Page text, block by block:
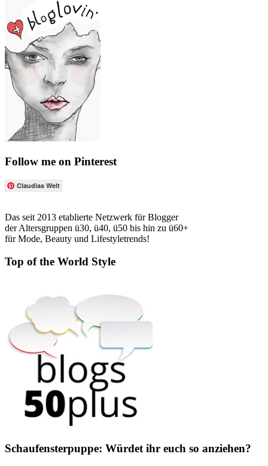
Follow me on Pinterest
Claudias Welt
Das seit 2013 etablierte Netzwerk für Blogger
der Altersgruppen ü30, ü40, ü50 bis hin zu ü60+
für Mode, Beauty und Lifestyletrends!
Top of the World Style
Schaufensterpuppe: Würdet ihr euch so anziehen?